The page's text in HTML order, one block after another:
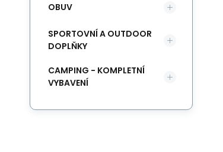
OBUV
SPORTOVNÍ A OUTDOOR
DOPLŇKY
CAMPING - KOMPLETNÍ
VYBAVENÍ